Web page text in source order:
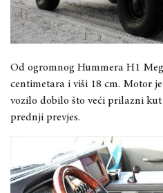
Od ogromnog Hummera H1
centimetara i viši 18 cm. Motor
vozilo dobilo što veći prilazni
prednji prevjes.